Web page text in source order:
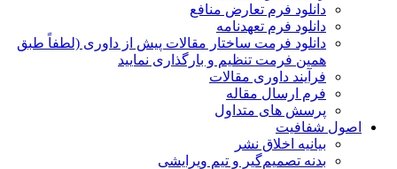
دانلود فرم تعارض منافع
دانلود فرم تعهدنامه
دانلود فرمت ساختار مقالات پیش از داوری (لطفاً طبق
همین فرمت تنظیم و بارگذاری نمایید
فرآیند داوری مقالات
فرم ارسال مقاله
پرسش های متداول
اصول شفافیت
بیانیه اخلاق نشر
بدنه تصمیم‌گیر و تیم ویرایشی